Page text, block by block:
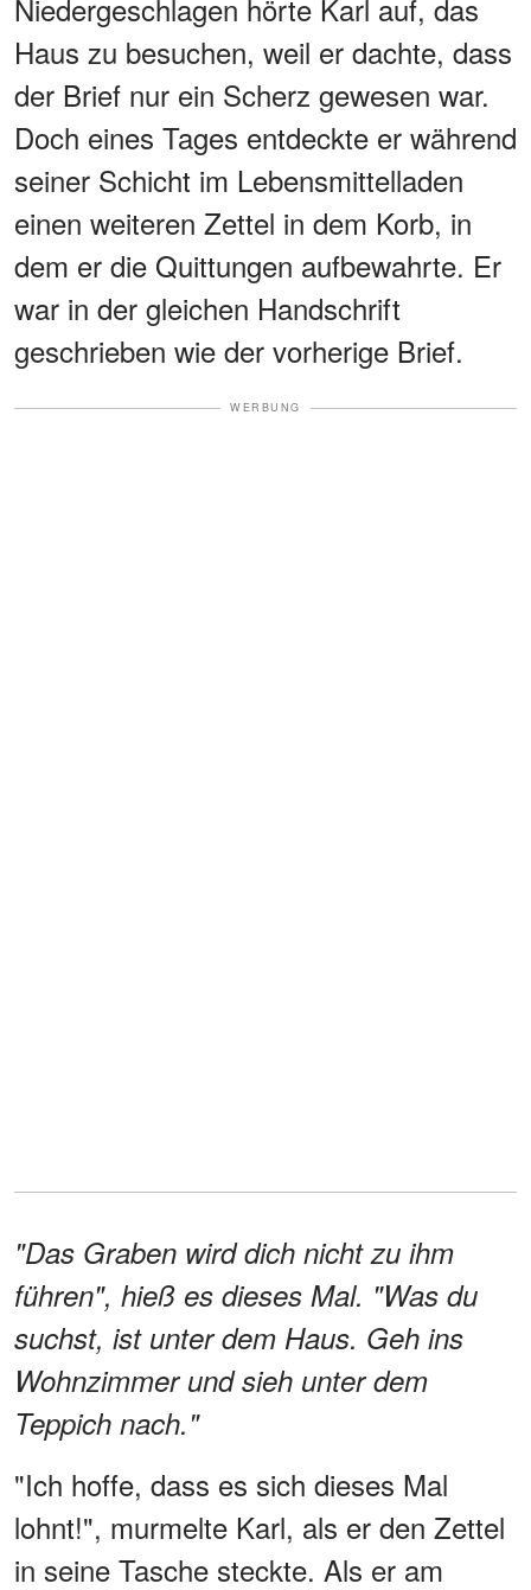
Niedergeschlagen hörte Karl auf, das
Haus zu besuchen, weil er dachte, dass
der Brief nur ein Scherz gewesen war.
Doch eines Tages entdeckte er während
seiner Schicht im Lebensmittelladen
einen weiteren Zettel in dem Korb, in
dem er die Quittungen aufbewahrte. Er
war in der gleichen Handschrift
geschrieben wie der vorherige Brief.
WERBUNG
"Das Graben wird dich nicht zu ihm
führen", hieß es dieses Mal. "Was du
suchst, ist unter dem Haus. Geh ins
Wohnzimmer und sieh unter dem
Teppich nach."
"Ich hoffe, dass es sich dieses Mal
lohnt!", murmelte Karl, als er den Zettel
in seine Tasche steckte. Als er am